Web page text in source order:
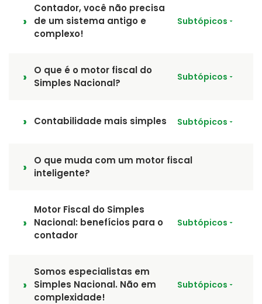
Contador, você não precisa
de um sistema antigo e
complexo!
Subtópicos
O que é o motor fiscal do
Simples Nacional?
Subtópicos
Contabilidade mais simples Subtópicos
O que muda com um motor fiscal
inteligente?
Motor Fiscal do Simples
Nacional: benefícios para o
contador
Subtópicos
Somos especialistas em
Simples Nacional. Não em
complexidade!
Subtópicos